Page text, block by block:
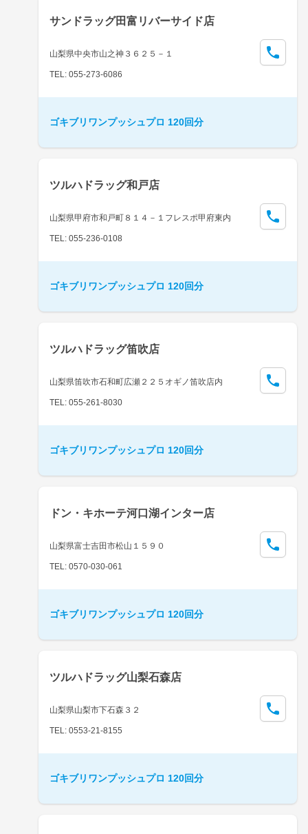
サンドラッグ田富リバーサイド店
山梨県中央市山之神３６２５－１
TEL: 055-273-6086
ゴキブリワンプッシュプロ 120回分
ツルハドラッグ和戸店
山梨県甲府市和戸町８１４－１フレスポ甲府東内
TEL: 055-236-0108
ゴキブリワンプッシュプロ 120回分
ツルハドラッグ笛吹店
山梨県笛吹市石和町広瀬２２５オギノ笛吹店内
TEL: 055-261-8030
ゴキブリワンプッシュプロ 120回分
ドン・キホーテ河口湖インター店
山梨県富士吉田市松山１５９０
TEL: 0570-030-061
ゴキブリワンプッシュプロ 120回分
ツルハドラッグ山梨石森店
山梨県山梨市下石森３２
TEL: 0553-21-8155
ゴキブリワンプッシュプロ 120回分